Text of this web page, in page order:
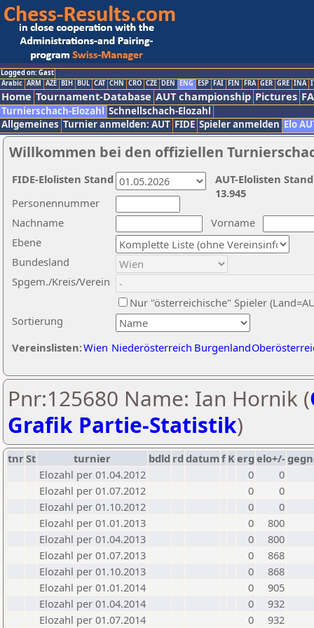
Logged on: Gast
Arabic ARM AZE BIH BUL CAT CHN CRO CZE DEN ENG ESP FAI FIN FRA GER GRE INA
Home Tournament-Database AUT championship Pictures
Turnierschach-Elozahl Schnellschach-Elozahl
Allgemeines Turnier anmelden: AUT FIDE Spieler anmelden Elo
Willkommen bei den offiziellen
Nachname
Vorname
Ebene
Sortierung
Personennummer
Bundesland
Spgem./Kreis/Verein
Nur "österreichische" Spieler
Vereinslisten:Wien Niederösterreich Burgenland
AUT-Elolisten
13.945
FIDE-Elolisten Stand
Pnr:125680 Name: Ian Hornik (
Grafik Partie-Statistik)
tnrSt turnier bdld rd datumf Kerg elo+/-
Elozahl per 01.04.2012
0
0
Elozahl per 01.07.2012
0
0
Elozahl per 01.10.2012
0
0
Elozahl per 01.01.2013
0
800
Elozahl per 01.04.2013
0
800
Elozahl per 01.07.2013
0
868
Elozahl per 01.10.2013
0
868
Elozahl per 01.01.2014
0
905
Elozahl per 01.04.2014
0
932
Elozahl per 01.07.2014
0
932